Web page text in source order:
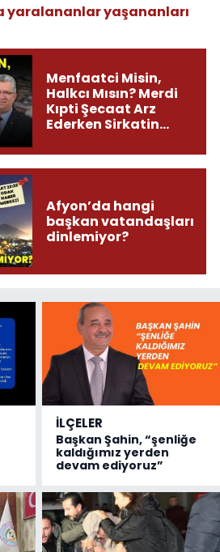
yaralananlar yaşananları
Menfaatci Misin,
Halkcı Mısın? Merdi
Kıpti Şecaat Arz
Ederken Sirkatin
Afyon’da hangi
başkan vatandaşları
dinlemiyor?
İLÇELER
Başkan Şahin, “şenliğe
kaldığımız yerden
devam ediyoruz”